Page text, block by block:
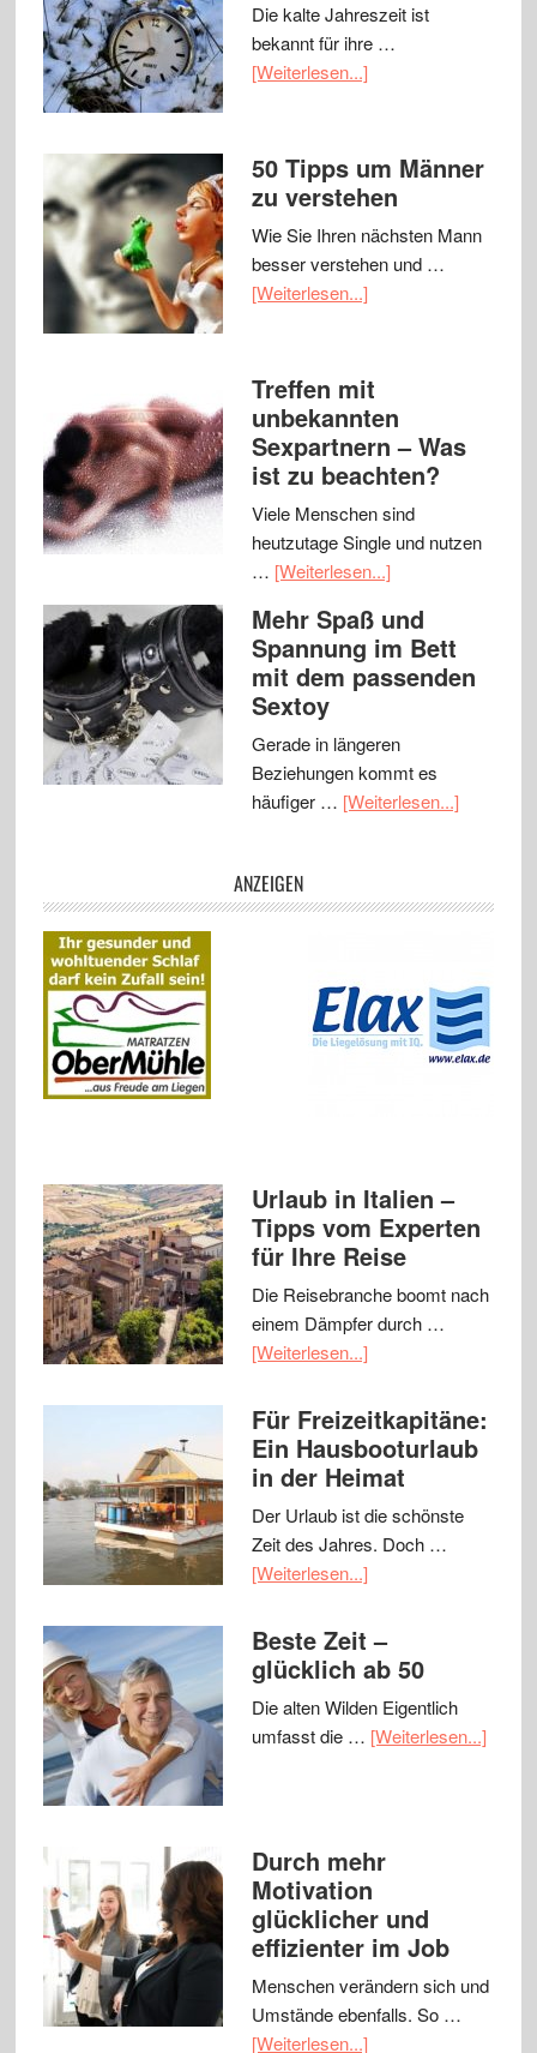
Die kalte Jahreszeit ist
bekannt für ihre …
[Weiterlesen...]
50 Tipps um Männer
zu verstehen
Wie Sie Ihren nächsten Mann
besser verstehen und …
[Weiterlesen...]
Treffen mit
unbekannten
Sexpartnern – Was
ist zu beachten?
Viele Menschen sind
heutzutage Single und nutzen
… [Weiterlesen...]
Mehr Spaß und
Spannung im Bett
mit dem passenden
Sextoy
Gerade in längeren
Beziehungen kommt es
häufiger … [Weiterlesen...]
ANZEIGEN
Urlaub in Italien –
Tipps vom Experten
für Ihre Reise
Die Reisebranche boomt nach
einem Dämpfer durch …
[Weiterlesen...]
Für Freizeitkapitäne:
Ein Hausbooturlaub
in der Heimat
Der Urlaub ist die schönste
Zeit des Jahres. Doch …
[Weiterlesen...]
Beste Zeit –
glücklich ab 50
Die alten Wilden Eigentlich
umfasst die … [Weiterlesen...]
Durch mehr
Motivation
glücklicher und
effizienter im Job
Menschen verändern sich und
Umstände ebenfalls. So …
[Weiterlesen...]